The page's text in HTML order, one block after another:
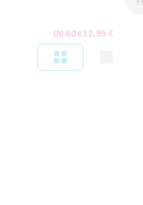
desde12,99 €